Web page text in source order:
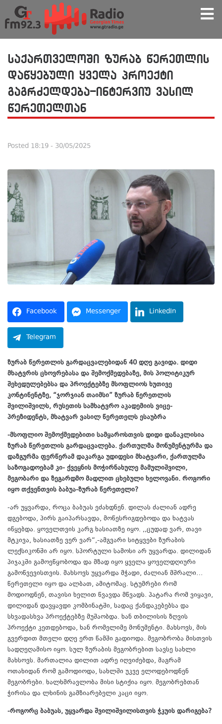
საქართველოში ზურაბ წერეთლის
დაწყებული ყველა პროექტი
გაგრძელდება-ინტერვიუ ვასილ
წერეთელთან
Posted 18:19 - 30/05/2025
Facebook Messenger LinkedIn
Telegram
ზურაბ წერეთლის გარდაცვალებიდან 40 დღე გავიდა. დიდი
მხატვრის ცხოვრებასა და შემოქმედებაზე, მის პოლიტიკურ
შეხედულებებსა და პროექტებზე მსოფლიოს ხუთივე
კონტინენტზე, “ჯორჯიან თაიმსი” ზურაბ წერეთლის
შვილიშვილს, რუსეთის სამხატვრო აკადემიის ვიცე-
პრეზიდენტს, მხატვარ ვასილ წერეთელს ესაუბრა
-მსოფლიო შემოქმედებითი სამყაროსთვის დიდი დანაკლისია
ზურაბ წერეთლის გარდაცვალება. ქართულმა მონუმენტურმა და
დაზგურმა ფერწერამ დაკარგა უდიდესი მხატვარი, ქართულმა
საზოგადოებამ კი- ქვეყნის მოჭირნახულე მამულიშვილი,
მეგობარი და ზეგარდმო მადლით ცხებული ხელოვანი. როგორი
იყო თქვენთვის ბაბუა-ზურაბ წერეთელი?
-არ უყვარდა, როცა ბაბუას ეძახდნენ. დილას ძალიან ადრე
დგებოდა, პირს გაიპარსავდა, მოწესრიგდებოდა და ხატვას
იწყებდა. ყოველთვის კარგ ხასიათზე იყო. ,,ცუდად ვარ, თავი
მტკივა, ხასიათზე ვერ ვარ“,-ამგვარი სიტყვები ზურაბის
ლექსიკონში არ იყო. სპორტული სამოსი არ უყვარდა. დილიდან
პიჯაკში გამოეწყობოდა და მზად იყო ყველა ყოველდღიური
გამოწვევისთვის. მახსოვს უყვარდა მჭადი, ძალიან მშრალი…
წერეთელი იყო და ალბათ, ამიტომაც. სტუმრები რომ
მოდიოდნენ, თავისი ხელით წვავდა მწვადს. პატარა რომ ვიყავი,
დილიდან დავყავდი კომბინატში, სადაც ქანდაკებებსა და
სხვადასხვა პროექტებზე მუშაობდა. ხან თბილისის ზღვის
პროექტი კეთდებოდა, ხან რომელიმე მონუმენტი. მახსოვს, მის
გვერდით მთელი დღე ერთ წამში გადიოდა. მეგობრობა მისთვის
სადღეღამისო იყო. სულ ზურაბის მეგობრებით სავსე სახლი
მახსოვს. მართალია დილით ადრე იღვიძებდა, მაგრამ
ოთახიდან რომ გამოდიოდა, სახლში უკვე ელოდებოდნენ
მეგობრები. ხალხმრავლობა მისი სტიქია იყო. მეგობრებთან
ჭირისა და ლხინის გამზიარებელი კაცი იყო.
-როგორც ბაბუას, უყვარდა შვილიშვილისთვის ჭკუის დარიგება?